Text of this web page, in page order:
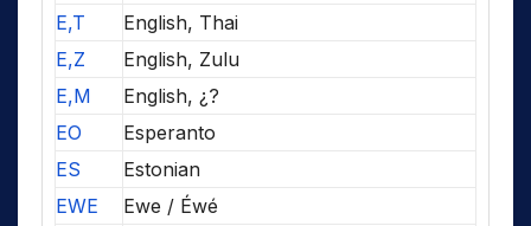
E,T
English, Thai
E,Z
English, Zulu
E,M
English, ¿?
EO
Esperanto
ES
Estonian
EWE
Ewe / Éwé